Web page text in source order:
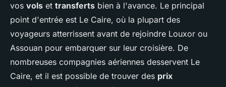
vos vols et transferts bien à l'avance. Le principal
point d'entrée est Le Caire, où la plupart des
voyageurs atterrissent avant de rejoindre Louxor ou
Assouan pour embarquer sur leur croisière. De
nombreuses compagnies aériennes desservent Le
Caire, et il est possible de trouver des prix